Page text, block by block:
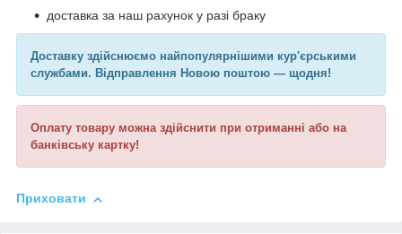
доставка за наш рахунок у разі браку
Доставку здійснюємо найпопулярнішими кур'єрськими
службами. Відправлення Новою поштою — щодня!
Оплату товару можна здійснити при отриманні або на
банківську картку!
Приховати